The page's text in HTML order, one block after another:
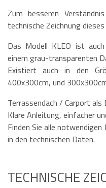
Zum besseren
technische Zeichnung
Das Modell KLEO ist
einem grau-transparenten
Existiert auch in den
400x300cm, und
Terrassendach / Carport
Klare Anleitung, einfacher
Finden Sie alle
in den technischen Daten.
TECHNISCHE